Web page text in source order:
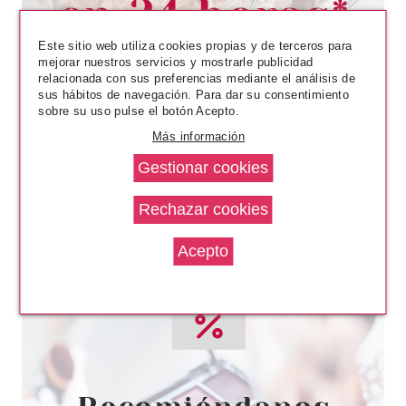
-29% 34.39€
SKEYNDOR AQUATERM
TRATAMIENTO REQUILIBRANTE
O2 PROFESIONAL DE CABINA
Pvr 150.00€
-47%
desde
79.00€
Este sitio web utiliza cookies propias y de terceros para
mejorar nuestros servicios y mostrarle publicidad
relacionada con sus preferencias mediante el análisis de
sus hábitos de navegación. Para dar su consentimiento
sobre su uso pulse el botón Acepto.
Más información